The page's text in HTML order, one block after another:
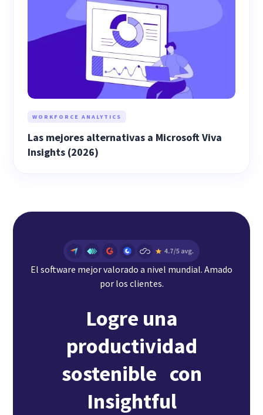
WORKFORCE ANALYTICS
Las mejores alternativas a Microsoft Viva
Insights (2026)
El software mejor valorado a nivel mundial. Amado
por los clientes.
Logre una
productividad
sostenible con
Insightful